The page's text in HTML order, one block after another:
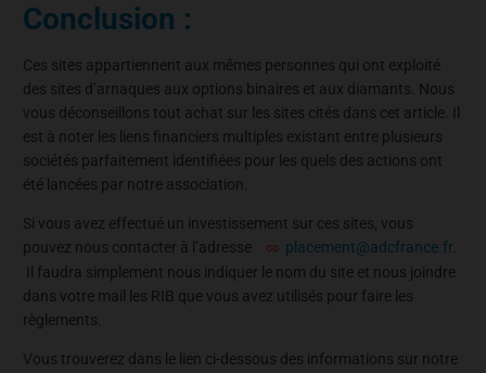
Conclusion :
Ces sites appartiennent aux mêmes personnes qui ont exploité
des sites d’arnaques aux options binaires et aux diamants. Nous
vous déconseillons tout achat sur les sites cités dans cet article. Il
est à noter les liens financiers multiples existant entre plusieurs
sociétés parfaitement identifiées pour les quels des actions ont
été lancées par notre association.
Si vous avez effectué un investissement sur ces sites, vous
pouvez nous contacter à l’adresse
placement@adcfrance.fr
Il faudra simplement nous indiquer le nom du site et nous joindre
dans votre mail les RIB que vous avez utilisés pour faire les
règlements.
Vous trouverez dans le lien ci-dessous des informations sur notre